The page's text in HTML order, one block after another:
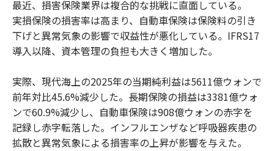
最近、損害保険業界は複合的な挑戦に直面している。
実損保険の損害率は高まり、自動車保険は保険料の引き
下げと異常気象の影響で収益性が悪化している。IFRS17
導入以降、資本管理の負担も大きく増加した。
実際、現代海上の2025年の当期純利益は5611億ウォンで
前年対比45.6%減少した。長期保険の損益は3381億ウォ
ンで60.9%減少し、自動車保険は908億ウォンの赤字を
記録し赤字転落した。インフルエンザなど呼吸器疾患の
拡散と異常気象による損害率の上昇が影響を与えた。